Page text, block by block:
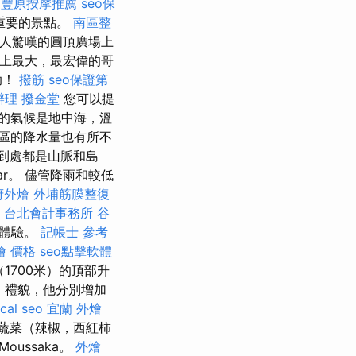
的景點。 南區整
驚嘆的圓頂廣場上
最大，最宏偉的哥
撥筋 seo保證第
理 撥金堂 您可以提
氣候是地中海，溫
的降水量也有所不
處都是山脈和島
。 儘管降雨和較低
外燴 外埔筋膜整復
台北會計事務所 谷
驗。 記帳士 參考
價格 seo點擊軟體
米）的頂部升
貌，他分別增加
seo 宜蘭 外燴
菜（辣椒，西紅柿
。 外燴